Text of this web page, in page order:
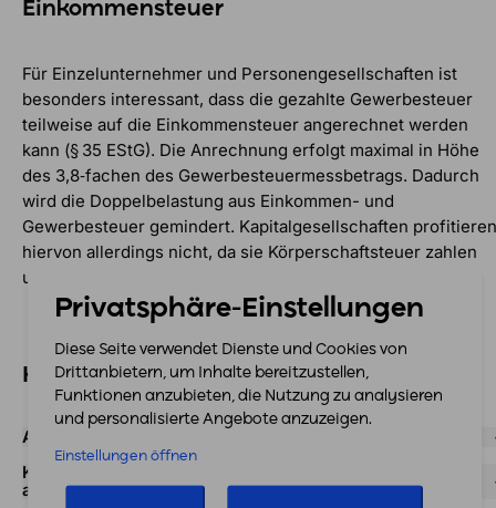
Einkommensteuer
Für Einzelunternehmer und Personengesellschaften ist
besonders interessant, dass die gezahlte Gewerbesteuer
teilweise auf die Einkommensteuer angerechnet werden
kann (§ 35 EStG). Die Anrechnung erfolgt maximal in Höhe
des 3,8‑fachen des Gewerbesteuermessbetrags. Dadurch
wird die Doppelbelastung aus Einkommen- und
Gewerbesteuer gemindert. Kapitalgesellschaften profitieren
hiervon allerdings nicht, da sie Körperschaftsteuer zahlen
und keine Einkommensteueranrechnung möglich ist.
Häufige Fragen zur Gewerbesteuer
Ab wann muss ich Gewerbesteuer zahlen?
Kann ich die Gewerbesteuer von der Einkommensteuer
absetzen?
Privatsphäre-Einstellungen
Diese Seite verwendet Dienste und Cookies von
Drittanbietern, um Inhalte bereitzustellen,
Funktionen anzubieten, die Nutzung zu analysieren
und personalisierte Angebote anzuzeigen.
Einstellungen öffnen